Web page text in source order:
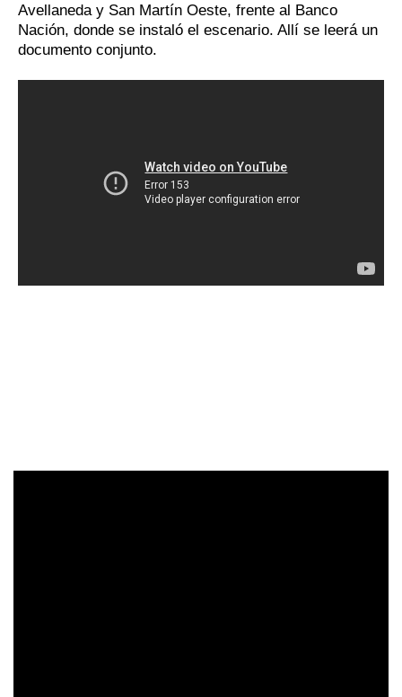
Avellaneda y San Martín Oeste, frente al Banco
Nación, donde se instaló el escenario. Allí se leerá un
documento conjunto.